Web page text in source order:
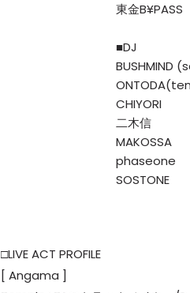
東金B¥PASS
■DJ
BUSHMIND
CHIYORI
二木信
MAKOSSA
phaseone
SOSTONE
□LIVE ACT PROFILE
[ Angama ]